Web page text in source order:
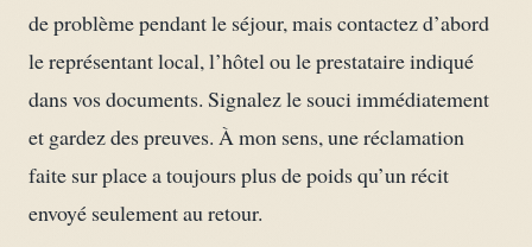
de problème pendant le séjour, mais contactez d’abord
le représentant local, l’hôtel ou le prestataire indiqué
dans vos documents. Signalez le souci immédiatement
et gardez des preuves. À mon sens, une réclamation
faite sur place a toujours plus de poids qu’un récit
envoyé seulement au retour.